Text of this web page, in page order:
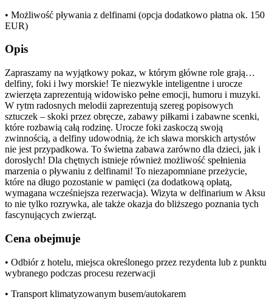
• Możliwość pływania z delfinami (opcja dodatkowo płatna ok. 150
EUR)
Opis
Zapraszamy na wyjątkowy pokaz, w którym główne role grają…
delfiny, foki i lwy morskie! Te niezwykle inteligentne i urocze
zwierzęta zaprezentują widowisko pełne emocji, humoru i muzyki.
W rytm radosnych melodii zaprezentują szereg popisowych
sztuczek – skoki przez obręcze, zabawy piłkami i zabawne scenki,
które rozbawią całą rodzinę. Urocze foki zaskoczą swoją
zwinnością, a delfiny udowodnią, że ich sława morskich artystów
nie jest przypadkowa. To świetna zabawa zarówno dla dzieci, jak i
dorosłych! Dla chętnych istnieje również możliwość spełnienia
marzenia o pływaniu z delfinami! To niezapomniane przeżycie,
które na długo pozostanie w pamięci (za dodatkową opłatą,
wymagana wcześniejsza rezerwacja). Wizyta w delfinarium w Aksu
to nie tylko rozrywka, ale także okazja do bliższego poznania tych
fascynujących zwierząt.
Cena obejmuje
• Odbiór z hotelu, miejsca określonego przez rezydenta lub z punktu
wybranego podczas procesu rezerwacji
• Transport klimatyzowanym busem/autokarem